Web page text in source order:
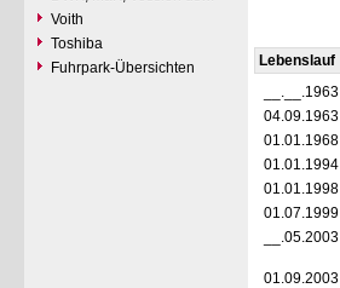
Voith
Toshiba
Fuhrpark-Übersichten
Lebenslauf
__.__.1963
04.09.1963
01.01.1968
01.01.1994
01.01.1998
01.07.1999
__.05.2003
01.09.2003